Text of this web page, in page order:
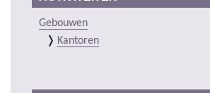
Gebouwen
Kantoren